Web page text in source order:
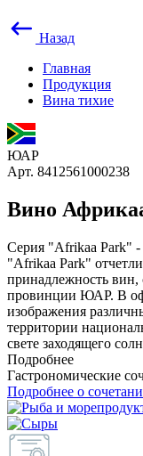
Назад
Главная
Продукция
Вина тихие
ЮАР
Арт. 8412561000238
Вино
Серия "Afrikaa Park"
"Afrikaa Park"
принадлежность вин,
провинции ЮАР. В
изображения
территории
свете заходящего
Подробнее
Гастрономические
Подробнее о